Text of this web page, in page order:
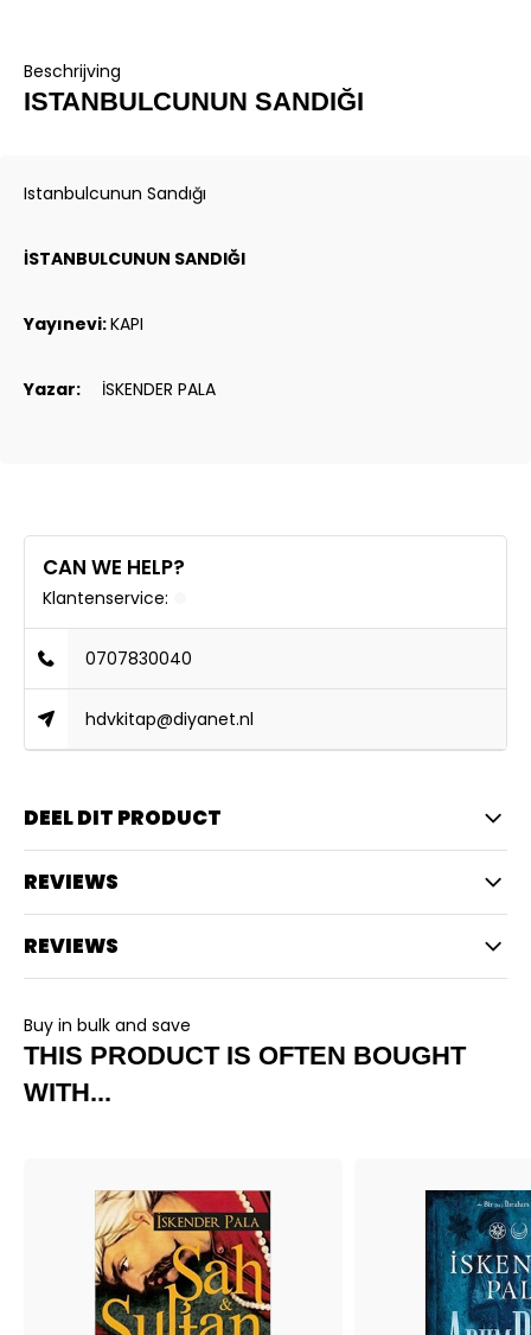
Beschrijving
ISTANBULCUNUN SANDIĞI
Istanbulcunun Sandığı
İSTANBULCUNUN SANDIĞI
Yayınevi:KAPI
Yazar: İSKENDER PALA
CAN WE HELP?
Klantenservice:
0707830040
hdvkitap@diyanet.nl
DEEL DIT PRODUCT
REVIEWS
REVIEWS
Buy in bulk and save
THIS PRODUCT IS OFTEN BOUGHT
WITH...